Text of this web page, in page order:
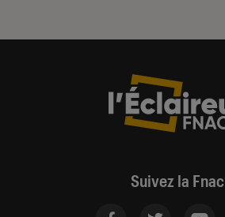
Suivez la Fnac